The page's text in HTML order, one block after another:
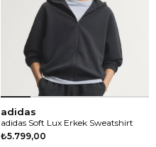
adidas
adidas Soft Lux Erkek Sweatshirt
₺5.799,00